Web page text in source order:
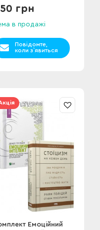
грн
в продажі
Повідомте,
коли з`явиться
Емоційний